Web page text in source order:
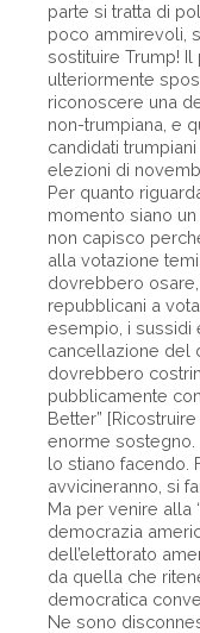
parte si tratta di
poco ammirevoli,
sostituire Trump!
ulteriormente
riconoscere una
non-trumpiana, e
candidati
elezioni di
Per quanto
momento siano
non capisco
alla votazione
dovrebbero
repubblicani a
esempio, i sussidi
cancellazione del
dovrebbero
pubblicamente
Better”
enorme
lo stiano facendo.
avvicineranno, si
Ma per venire alla
democrazia
dell’elettorato
da quella che
democratica
Ne sono